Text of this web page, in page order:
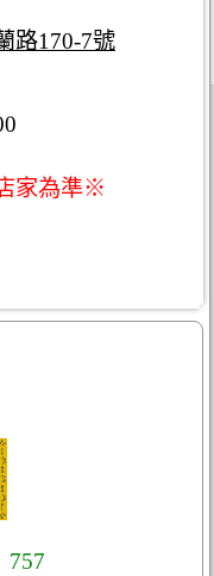
路170-7號
家為準※
757